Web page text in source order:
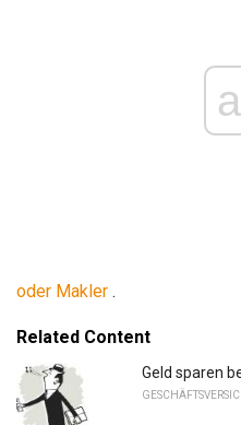
oder Makler .
Related Content
Geld sparen